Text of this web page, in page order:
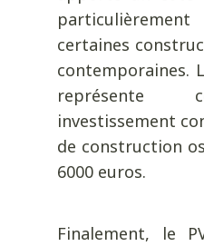
certaines
contemporaines.
représente
investissement
de construction
6000 euros.
Finalement, le